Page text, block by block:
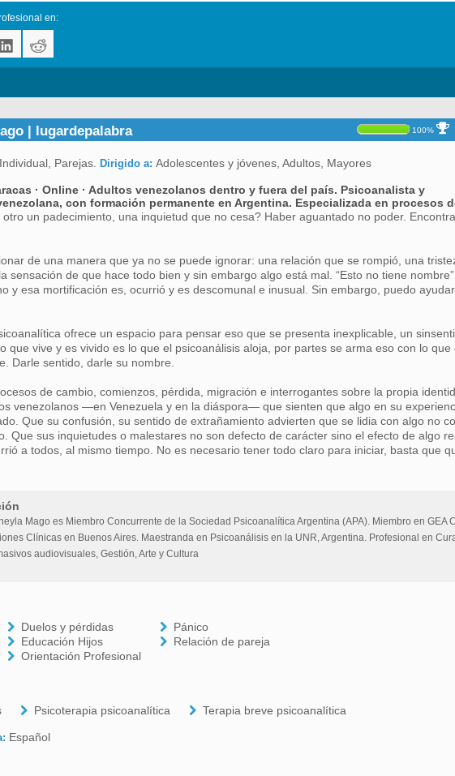
en:
| lugardepalabra 100%
Parejas. Dirigido a: Adolescentes y jóvenes, Adultos, Mayores
· Online · Adultos venezolanos dentro y fuera del país. Psicoanalista y
con formación permanente en Argentina. Especializada en procesos
un padecimiento, una inquietud que no cesa? Haber aguantado no poder.
de una manera que ya no se puede ignorar: una relación que se rompió, una
sensación de que hace todo bien y sin embargo algo está mal. “Esto no tiene
y esa mortificación es, ocurrió y es descomunal e inusual. Sin embargo, puedo
ofrece un espacio para pensar eso que se presenta inexplicable, un
que vive y es vivido es lo que el psicoanálisis aloja, por partes se arma eso con lo que
Darle sentido, darle su nombre.
de cambio, comienzos, pérdida, migración e interrogantes sobre la propia
venezolanos —en Venezuela y en la diáspora— que sienten que algo en su
Que su confusión, su sentido de extrañamiento advierten que se lidia con algo no
Que sus inquietudes o malestares no son defecto de carácter sino el efecto de algo
a todos, al mismo tiempo. No es necesario tener todo claro para iniciar, basta que
Mago es Miembro Concurrente de la Sociedad Psicoanalítica Argentina (APA). Miembro en GEA
Clínicas en Buenos Aires. Maestranda en Psicoanálisis en la UNR, Argentina. Profesional en
audiovisuales, Gestión, Arte y Cultura
Duelos y pérdidas
Educación Hijos
Orientación Profesional
Pánico
Relación de pareja
Psicoterapia psicoanalítica Terapia breve psicoanalítica
Español